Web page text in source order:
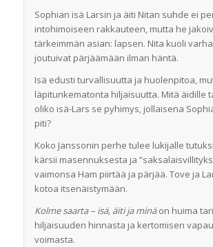
Sophian isä Larsin ja äiti Nitan suhde ei
intohimoiseen rakkauteen, mutta he
tärkeimmän asian: lapsen. Nita kuoli
joutuivat pärjäämään ilman häntä.
Isä edusti turvallisuutta ja huolenpitoa,
läpitunkematonta hiljaisuutta. Mitä äidille
oliko isä-Lars se pyhimys, jollaisena
piti?
Koko Janssonin perhe tulee lukijalle
kärsii masennuksesta ja
vaimonsa Ham piirtää ja pärjää. Tove ja
kotoa itsenäistymään.
Kolme saarta – isä, äiti ja minäon huima
hiljaisuuden hinnasta ja kertomisen
voimasta.